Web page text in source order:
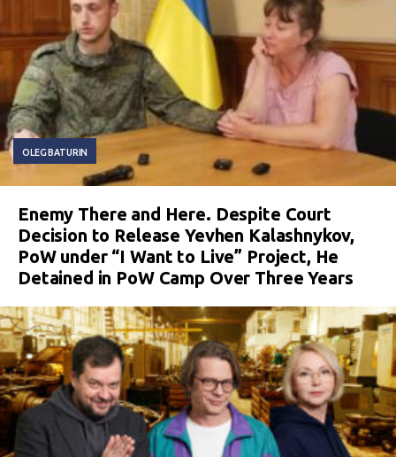
OLEG BATURIN
Enemy There and Here. Despite Court
Decision to Release Yevhen Kalashnykov,
PoW under “I Want to Live” Project, He
Detained in PoW Camp Over Three Years